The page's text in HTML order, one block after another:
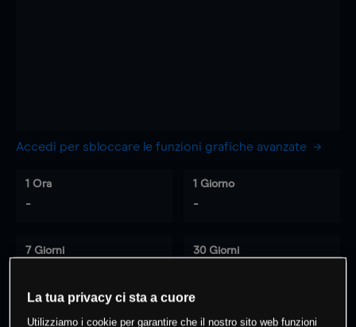
Accedi per sbloccare le funzioni grafiche avanzate
1 Ora
-
1 Giorno
-
7 Giorni 30 Giorni
La tua privacy ci sta a cuore
Utilizziamo i cookie per garantire che il nostro sito web funzioni